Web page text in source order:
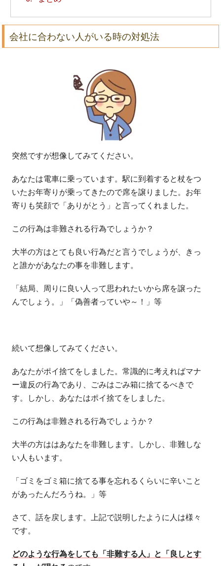
会社に合わない人がいる時の対処法
突然ですが想像してみてください。
あなたは電車に乗っています。駅に到着すると杖をつ
いたお年寄りが乗ってきたので席を譲りました。お年
寄りも笑顔で「ありがとう」と言ってくれました。
この行為は非難される行為でしょうか？
大半の方はとても良い行為だと言うでしょうが、きっ
と誰かがあなたの事を非難します。
「結局、周りに良い人って思われたいから席を譲った
んでしょう。」「偽善者っていや～！」等
続いて想像してみてください。
あなたがポイ捨てをしました。常識的に考えればマナ
ー違反の行為であり、ごみはごみ箱に捨てるべきで
す。しかし、あなたはポイ捨てをしました。
この行為は非難される行為でしょうか？
大半の方ははあなたを非難します。しかし、非難しな
い人もいます。
「ゴミをゴミ箱に捨てる事を忘れるくらいに辛いこと
があったんだろうね。」等
さて、話を戻します。上記で説明したように人は様々
です。
どのような行為をしても「非難する人」と「良しとす